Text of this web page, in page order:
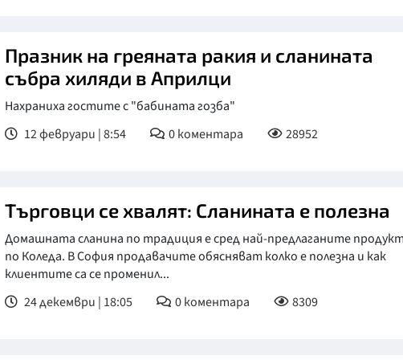
Празник на греяната ракия и сланината
събра хиляди в Априлци
Нахраниха гостите с "бабината гозба"
12 февруари | 8:54
0коментара 28952
Търговци се хвалят: Сланината е полезна
Домашната сланина по традиция е сред най-предлаганите
по Коледа. В София продавачите обясняват колко е полезна и как
клиентите са се променил...
24 декември | 18:05
0коментара 8309